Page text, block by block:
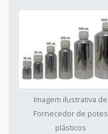
Imagem ilustrativa de
Fornecedor de potes
plásticos